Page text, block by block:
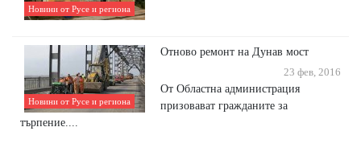
Новини от Русе и региона
Новини от Русе и региона
Отново ремонт на Дунав мост
23 фев, 2016
От Областна администрация
призовават гражданите за
търпение....